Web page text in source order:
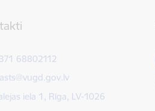
68802112
pasts:
iela 1, Rīga, LV-1026